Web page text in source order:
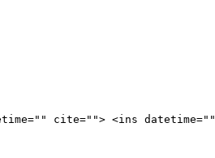
cite=""> <ins datetime=""